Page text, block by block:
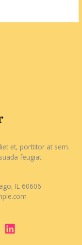
et, porttitor at sem.
feugiat.
IL 60606